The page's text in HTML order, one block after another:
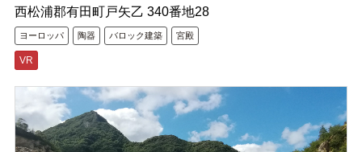
西松浦郡有田町戸矢乙 340番地28
ヨーロッパ 陶器 バロック建築 宮殿
VR